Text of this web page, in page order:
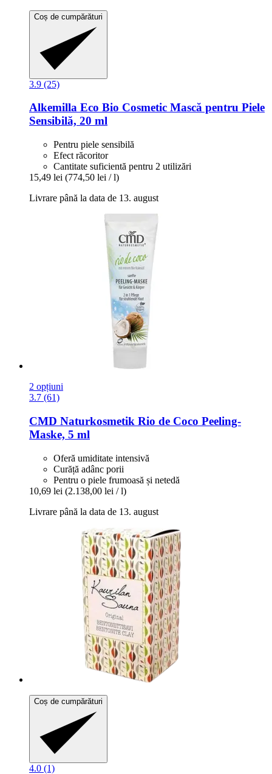
Coș de cumpărături
3.9 (25)
Alkemilla Eco Bio Cosmetic Mască pentru Piele
Sensibilă, 20 ml
Pentru piele sensibilă
Efect răcoritor
Cantitate suficientă pentru 2 utilizări
15,49 lei (774,50 lei / l)
Livrare până la data de 13. august
2 opțiuni
3.7 (61)
CMD Naturkosmetik Rio de Coco Peeling-​
Maske, 5 ml
Oferă umiditate intensivă
Curăță adânc porii
Pentru o piele frumoasă și netedă
10,69 lei (2.138,00 lei / l)
Livrare până la data de 13. august
Coș de cumpărături
4.0 (1)